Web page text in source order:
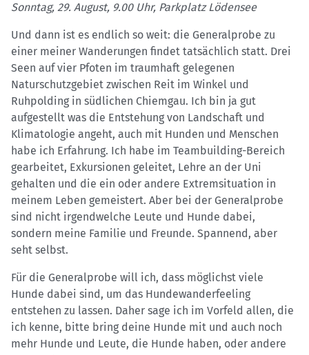
Sonntag, 29. August, 9.00 Uhr, Parkplatz Lödensee
Und dann ist es endlich so weit: die Generalprobe zu
einer meiner Wanderungen findet tatsächlich statt. Drei
Seen auf vier Pfoten im traumhaft gelegenen
Naturschutzgebiet zwischen Reit im Winkel und
Ruhpolding in südlichen Chiemgau. Ich bin ja gut
aufgestellt was die Entstehung von Landschaft und
Klimatologie angeht, auch mit Hunden und Menschen
habe ich Erfahrung. Ich habe im Teambuilding-Bereich
gearbeitet, Exkursionen geleitet, Lehre an der Uni
gehalten und die ein oder andere Extremsituation in
meinem Leben gemeistert. Aber bei der Generalprobe
sind nicht irgendwelche Leute und Hunde dabei,
sondern meine Familie und Freunde. Spannend, aber
seht selbst.
Für die Generalprobe will ich, dass möglichst viele
Hunde dabei sind, um das Hundewanderfeeling
entstehen zu lassen. Daher sage ich im Vorfeld allen, die
ich kenne, bitte bring deine Hunde mit und auch noch
mehr Hunde und Leute, die Hunde haben, oder andere